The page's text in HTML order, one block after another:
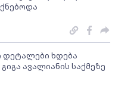
დეტალები ხდება
ავალიანის საქმეზე